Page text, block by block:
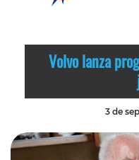
Volvo lanza
3 de